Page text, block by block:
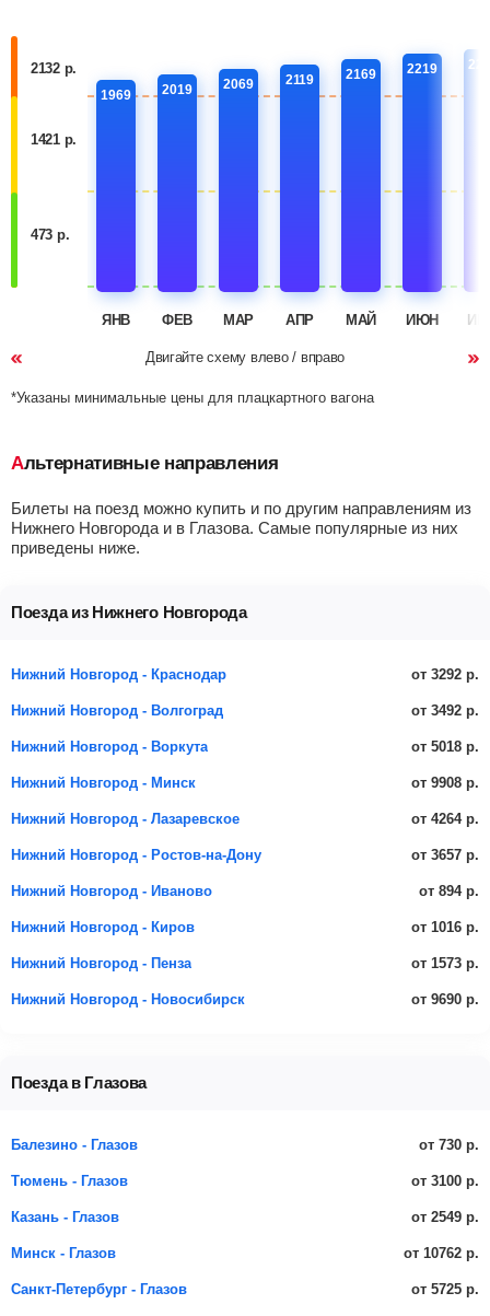
2132 р.
1421 р.
473 р.
1969
ЯНВ
2019
ФЕВ
2069
МАР
2119
АПР
2169
МАЙ
2219
ИЮН
Двигайте схему влево / вправо
*Указаны минимальные цены для плацкартного вагона
Альтернативные направления
Билеты на поезд можно купить и по другим направлениям из
Нижнего Новгорода и в Глазова. Самые популярные из них
приведены ниже.
Поезда из Нижнего Новгорода
Нижний Новгород - Краснодар от 3292 р.
Нижний Новгород - Волгоград от 3492 р.
Нижний Новгород - Воркута от 5018 р.
Нижний Новгород - Минск от 9908 р.
Нижний Новгород - Лазаревское от 4264 р.
Нижний Новгород - Ростов-на-Дону от 3657 р.
Нижний Новгород - Иваново от 894 р.
Нижний Новгород - Киров от 1016 р.
Нижний Новгород - Пенза от 1573 р.
Нижний Новгород - Новосибирск от 9690 р.
Поезда в Глазова
Балезино - Глазов от 730 р.
Тюмень - Глазов от 3100 р.
Казань - Глазов от 2549 р.
Минск - Глазов от 10762 р.
Санкт-Петербург - Глазов от 5725 р.